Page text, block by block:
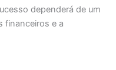
dependerá de um
financeiros e a